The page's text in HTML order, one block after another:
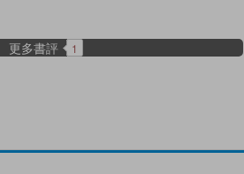
更多書評 1